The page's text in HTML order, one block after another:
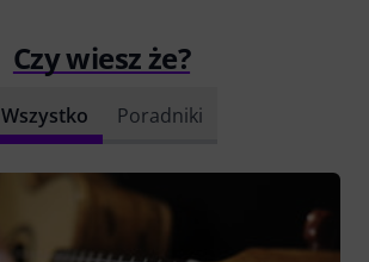
Czy wiesz że?
Wszystko Poradniki